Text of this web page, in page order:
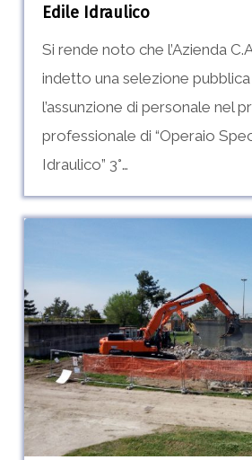
Edile Idraulico
Si rende noto che l’Azienda
indetto una selezione
l’assunzione di personale nel
professionale di “Operaio
Idraulico” 3°…
nuove
linee
di
stoccaggio
fanghi